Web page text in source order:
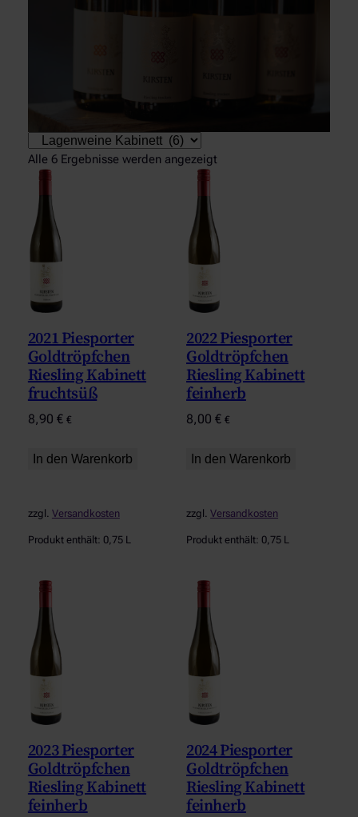
Produktkategorien
Alle 6 Ergebnisse werden angezeigt
2021 Piesporter
Goldtröpfchen
Riesling Kabinett
fruchtsüß
8,90 € €
In den Warenkorb
zzgl. Versandkosten
Produkt enthält: 0,75 L
2022 Piesporter
Goldtröpfchen
Riesling Kabinett
feinherb
8,00€ €
In den Warenkorb
zzgl.Versandkosten
Produkt enthält: 0,75 L
2023 Piesporter
Goldtröpfchen
Riesling Kabinett
feinherb
2024 Piesporter
Goldtröpfchen
Riesling Kabinett
feinherb